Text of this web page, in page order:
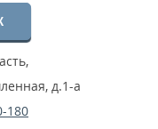
,
д.1-а
180